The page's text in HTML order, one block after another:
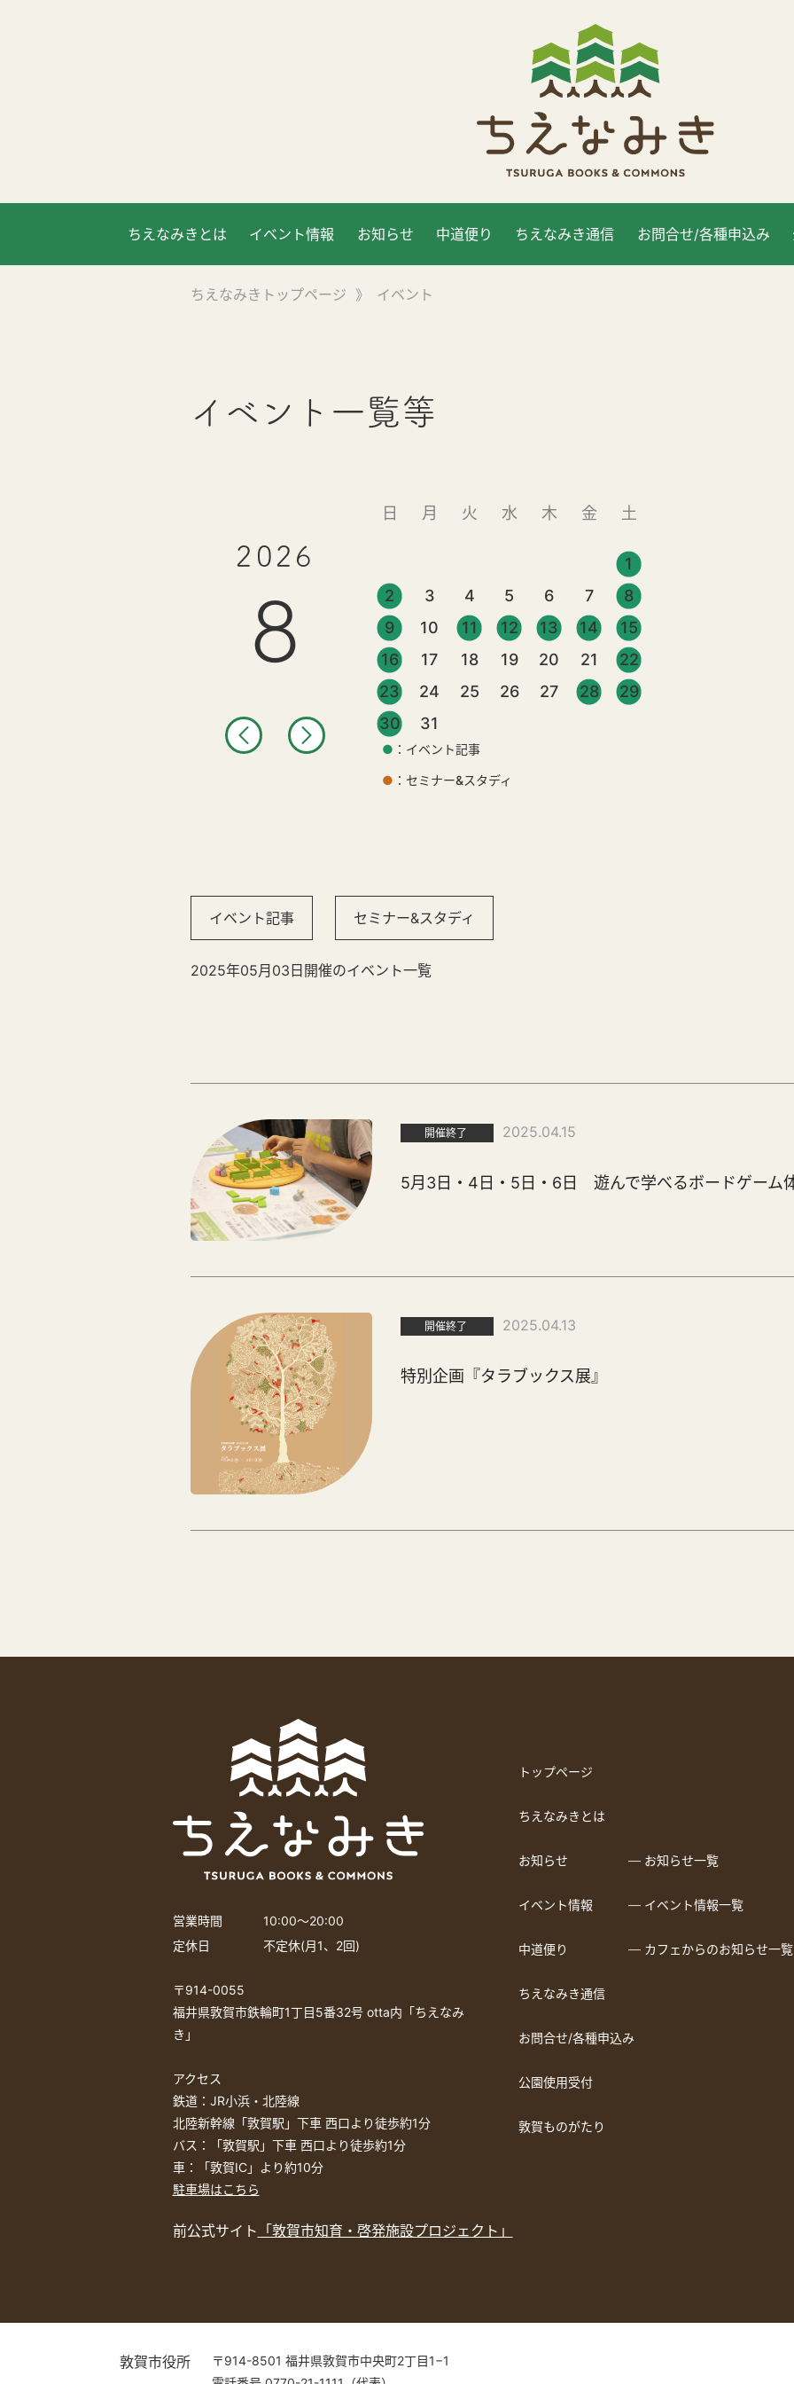
ちえなみきとは イベント情報 お知らせ 中道便り ちえなみき通信 お問合せ/各種申込み
ちえなみきトップページ 》 イベント
イベント一覧等
2026
8
日 月 火 水 木 金 土
1
2
3 4 5 6 7
8
9
10 11 12 13 14
15
16
17 18 19 20 21
22
23
24 25 26 27 28
29
30
31
● ：イベント記事
● ：セミナー&スタディ
イベント記事 セミナー&スタディ
2025年05月03日開催のイベント一覧
開催終了 2025.04.15
5月3日・4日・5日・6日 遊んで学べるボードゲーム
開催終了 2025.04.13
特別企画『タラブックス展』
営業時間
10:00〜20:00
定休日
不定休(月1、2回)
〒914-0055
福井県敦賀市鉄輪町1丁目5番32号 otta内「ちえなみ
き」
アクセス
鉄道：JR小浜・北陸線
北陸新幹線「敦賀駅」下車 西口より徒歩約1分
バス：「敦賀駅」下車 西口より徒歩約1分
車：「敦賀IC」より約10分
駐車場はこちら
トップページ
ちえなみきとは
お知らせ ― お知らせ一覧
イベント情報 ― イベント情報一覧
中道便り ― カフェからのお知らせ一覧
ちえなみき通信
お問合せ/各種申込み
公園使用受付
敦賀ものがたり
前公式サイト 「敦賀市知育・啓発施設プロジェクト」
敦賀市役所
〒914-8501 福井県敦賀市中央町2丁目1−1